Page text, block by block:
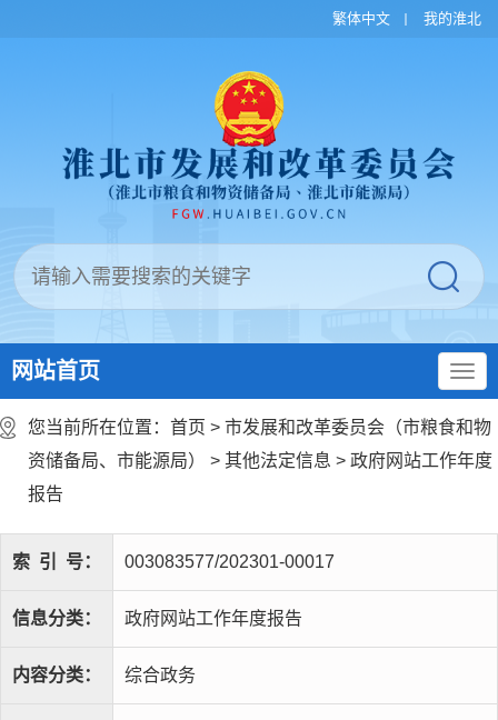
繁体中文 我的淮北
网站首页
您当前所在位置： 首页 > 市发展和改革委员会（市粮食和物
资储备局、市能源局）
> 其他法定信息 > 政府网站工作年度
报告
索 引 号： 003083577/202301-00017
信息分类： 政府网站工作年度报告
内容分类： 综合政务